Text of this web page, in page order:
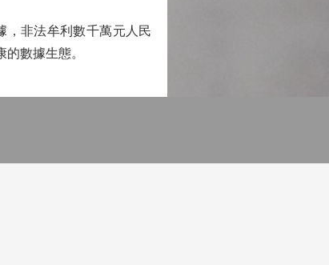
非法牟利數千萬元人民
數據生態。